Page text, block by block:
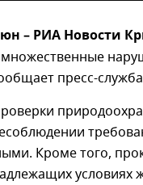
– РИА Новости
пресс-
Кроме того,
условиях